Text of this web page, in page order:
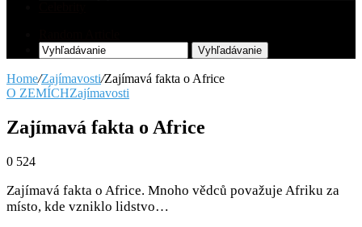
Vyhľadávanie
Home/Zajímavosti/Zajímavá fakta o Africe
O ZEMÍCHZajímavosti
Zajímavá fakta o Africe
0 524
Zajímavá fakta o Africe. Mnoho vědců považuje Afriku za
místo, kde vzniklo lidstvo…